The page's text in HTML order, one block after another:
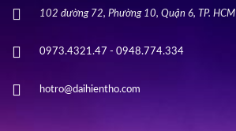
102 đường 72, Phường 10, Quận 6, TP. HCM
0973.4321.47 - 0948.774.334
hotro@daihientho.com